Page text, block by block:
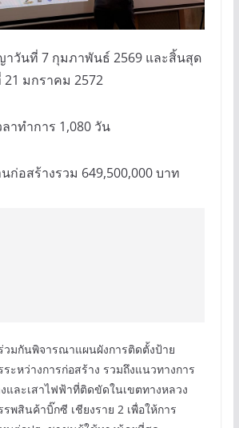
วันที่ 7 กุมภาพันธ์ 2569 และสิ้นสุด
มกราคม 2572
ลาทำการ 1,080 วัน
ก่อสร้างรวม 649,500,000 บาท
มกันพิจารณาแผนผังการติดตั้งป้าย
ระหว่างการก่อสร้าง รวมถึงแนวทางการ
และเสาไฟฟ้าที่ติดขัดในเขตทางหลวง
พสินค้าบิ๊กซี เชียงราย 2 เพื่อให้การ